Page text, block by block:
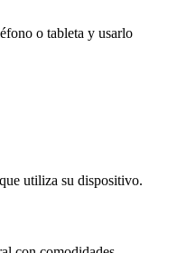
o tableta y usarlo
utiliza su dispositivo.